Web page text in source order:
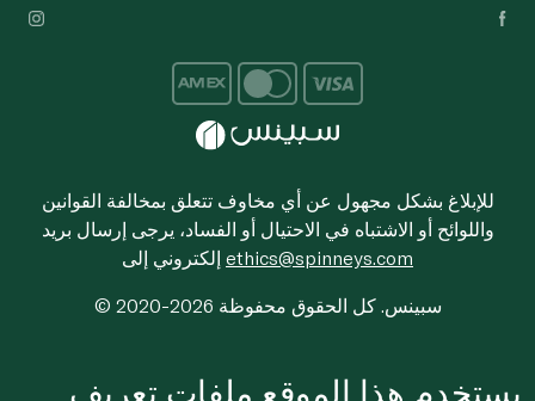
للإبلاغ بشكل مجهول عن أي مخاوف تتعلق بمخالفة القوانين
واللوائح أو الاشتباه في الاحتيال أو الفساد، يرجى إرسال بريد
ethics@spinneys.com
© 2020-2026 سبينس. كل الحقوق محفوظة
يستخدم هذا الموقع ملفات تعريف